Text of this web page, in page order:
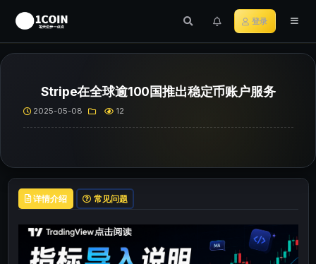
登录
Stripe在全球逾100国推出稳定币账户服务
2025-05-08 12
详情介绍 常见问题